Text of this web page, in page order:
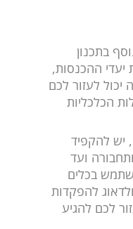
בתכנון
ההכנסות,
יכול לעזור לכם
הכלכליות
יש להקפיד
ועד
בכלים
להפקדות
לכם להגיע